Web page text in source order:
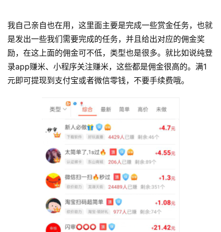
我自己亲自也在用，这里面主要是完成一些赏金任务，也就
是发出一些我们需要完成的任务，并且给出对应的佣金奖
励，在这上面的佣金可不低，类型也是很多。就比如说纯登
录app赚米、小程序关注赚米，这些都是佣金很高的。满1
元即可提现到支付宝或者微信零钱，不要手续费哦。